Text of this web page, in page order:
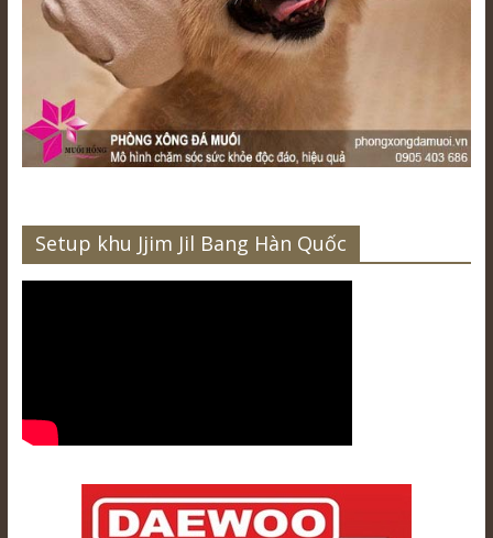
Setup khu Jjim Jil Bang Hàn Quốc